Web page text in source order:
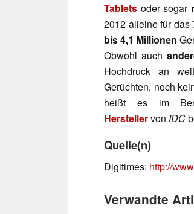
Tablets oder sogar
2012 alleine für das
bis 4,1 Millionen
Obwohl auch
Hochdruck an
Gerüchten, noch
heißt es im
Herstellervon IDC
Quelle(n)
Digitimes: http://
Verwandte